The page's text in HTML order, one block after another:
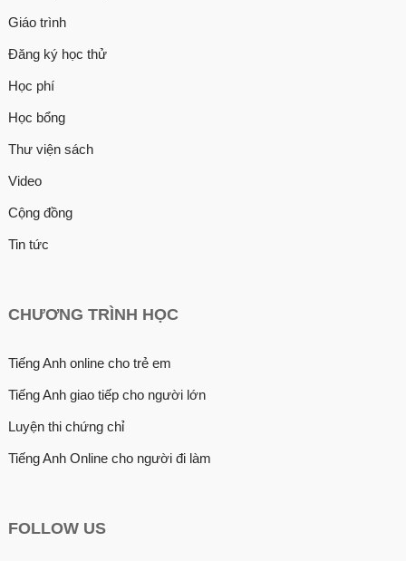
Giáo trình
Đăng ký học thử
Học phí
Học bổng
Thư viện sách
Video
Cộng đồng
Tin tức
CHƯƠNG TRÌNH HỌC
Tiếng Anh online cho trẻ em
Tiếng Anh giao tiếp cho người lớn
Luyện thi chứng chỉ
Tiếng Anh Online cho người đi làm
FOLLOW US